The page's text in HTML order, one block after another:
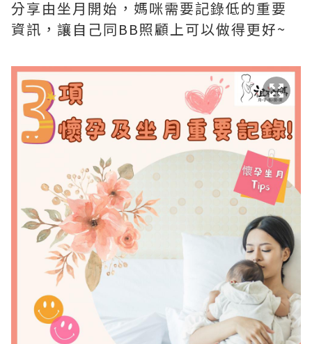
分享由坐月開始，媽咪需要記錄低的重要
資訊，讓自己同BB照顧上可以做得更好~